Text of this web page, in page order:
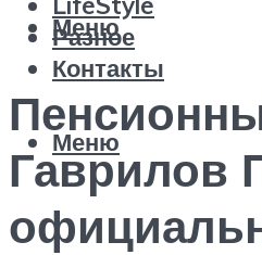
Разное
Контакты
Меню
Меню
Гаврилов